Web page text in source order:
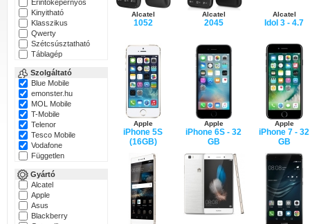
Érintőképernyős
Kinyitható
Klasszikus
Qwerty
Szétcsúsztatható
Táblagép
Szolgáltató
Blue Mobile
emonster.hu
MOL Mobile
T-Mobile
Telenor
Tesco Mobile
Vodafone
Független
Gyártó
Alcatel
Apple
Asus
Blackberry
Alcatel
1052
Alcatel
2045
Alcatel
Idol 3 - 4.7
Apple
iPhone 5S
(16GB)
Apple
iPhone 6S - 32
GB
Apple
iPhone 7 - 32
GB